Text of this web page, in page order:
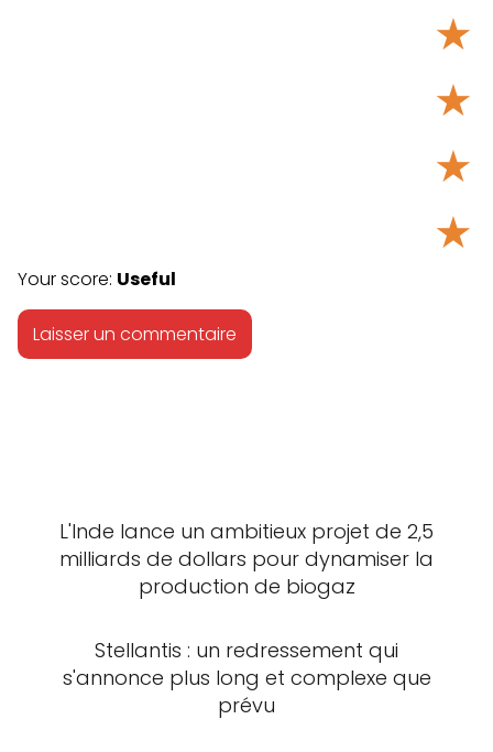
★
★
★
★
Your score: Useful
L'Inde lance un ambitieux projet de 2,5
milliards de dollars pour dynamiser la
production de biogaz
Stellantis : un redressement qui
s'annonce plus long et complexe que
prévu